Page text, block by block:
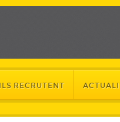
ILS RECRUTENT